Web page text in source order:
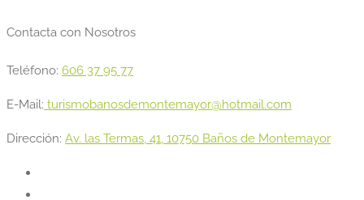
Contacta con Nosotros
Teléfono: 606 37 95 77
E-Mail: turismobanosdemontemayor@hotmail.com
Dirección: Av. las Termas, 41, 10750 Baños de Montemayor